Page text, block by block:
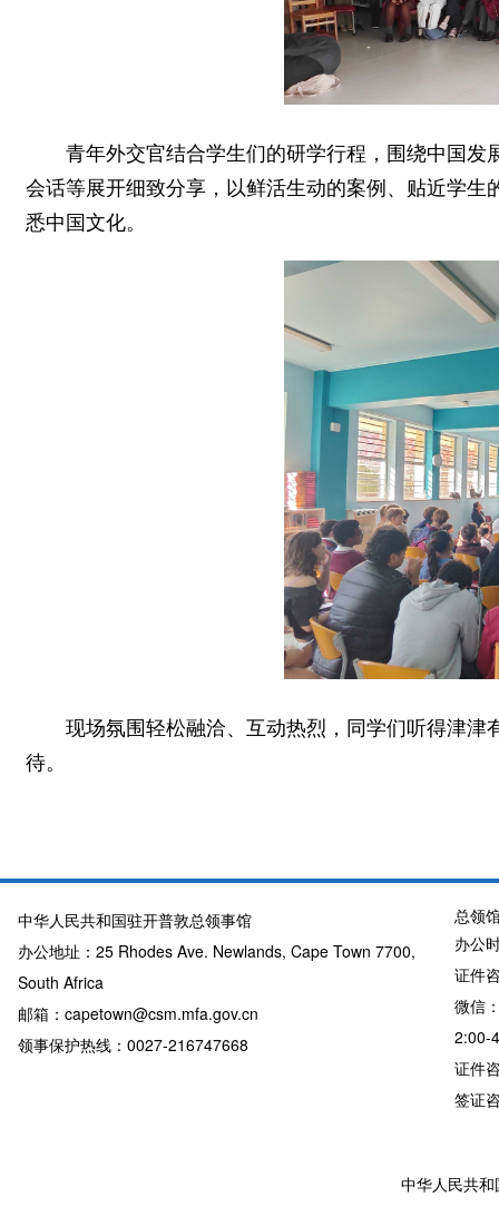
青年外交官结合学生们的研学行程，围绕中国
会话等展开细致分享，以鲜活生动的案例、贴近学
悉中国文化。
现场氛围轻松融洽、互动热烈，同学们听得津
待。
中华人民共和国驻开普敦总领事馆
办公地址：25 Rhodes Ave. Newlands, Cape Town 7700,
South Africa
邮箱：capetown@csm.mfa.gov.cn
领事保护热线：0027-216747668
总领
办公
证件
微信
2:00-
证件
签证
中华人民共